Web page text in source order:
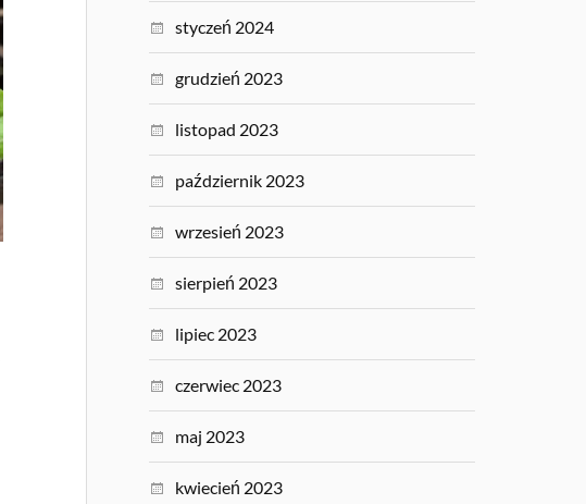
styczeń 2024
grudzień 2023
listopad 2023
październik 2023
wrzesień 2023
sierpień 2023
lipiec 2023
czerwiec 2023
maj 2023
kwiecień 2023